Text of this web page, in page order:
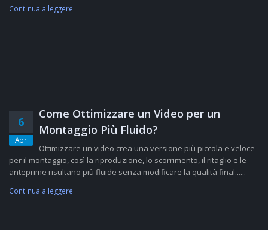
Continua a leggere
6
Apr
Come Ottimizzare un Video per un
Montaggio Più Fluido?
Ottimizzare un video crea una versione più piccola e veloce
per il montaggio, così la riproduzione, lo scorrimento, il ritaglio e le
anteprime risultano più fluide senza modificare la qualità final......
Continua a leggere